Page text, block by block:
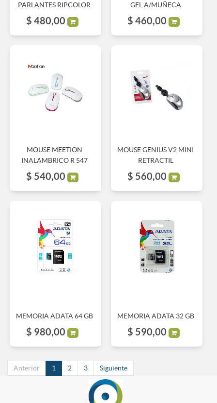
PARLANTES RIPCOLOR
$ 480,00
GEL A/MUÑECA
$ 460,00
MOUSE MEETION
INALAMBRICO R 547
$ 540,00
MOUSE GENIUS V2 MINI
RETRACTIL
$ 560,00
MEMORIA ADATA 64 GB
$ 980,00
MEMORIA ADATA 32 GB
$ 590,00
Anterior 1 2 3 Siguiente